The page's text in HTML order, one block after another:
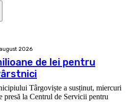
2026
de lei pentru
Târgoviște a susținut, miercuri
presă la Centrul de Servicii pentru